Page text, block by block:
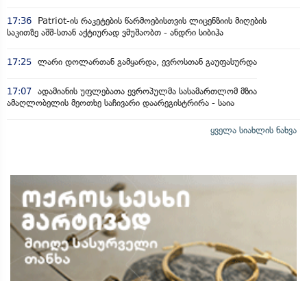
17:36
Patriot-ის რაკეტების წარმოებისთვის ლიცენზიის მიღების
საკითზე აშშ-სთან აქტიურად ვმუშაობთ - ანდრი სიბიჰა
17:25 ლარი დოლართან გამყარდა, ევროსთან გაუფასურდა
17:07 ადამიანის უფლებათა ევროპულმა სასამართლომ მზია
ამაღლობელის მეოთხე საჩივარი დაარეგისტრირა - საია
ყველა სიახლის ნახვა